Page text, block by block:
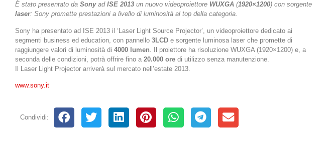
È stato presentato da Sonyad ISE 2013 un nuovo videoproiettore WUXGA (1920×1200) con sorgente
laser: Sony promette prestazioni a livello di luminosità al top della categoria.
Sony ha presentato ad ISE 2013 il ‘Laser Light Source Projector’, un videoproiettore dedicato ai
segmenti business ed education, con pannello 3LCD e sorgente luminosa laser che promette di
raggiungere valori di luminosità di 4000 lumen . Il proiettore ha risoluzione WUXGA (1920×1200) e, a
seconda delle condizioni, potrà offrire fino a 20.000 ore di utilizzo senza manutenzione.
Il Laser Light Projector arriverà sul mercato nell’estate 2013.
www.sony.it
Condividi: